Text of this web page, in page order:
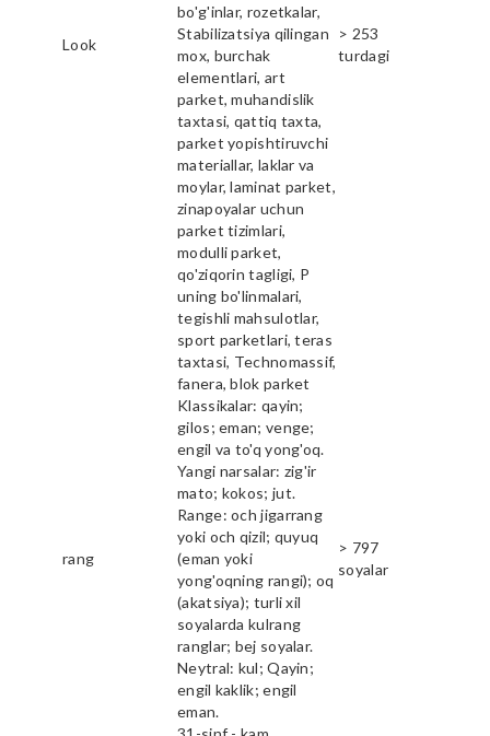
Look
bo'g'inlar, rozetkalar,
Stabilizatsiya qilingan
mox, burchak
elementlari, art
parket, muhandislik
taxtasi, qattiq taxta,
parket yopishtiruvchi
materiallar, laklar va
moylar, laminat parket,
zinapoyalar uchun
parket tizimlari,
modulli parket,
qo'ziqorin tagligi, P
uning bo'linmalari,
tegishli mahsulotlar,
sport parketlari, teras
taxtasi, Technomassif,
fanera, blok parket
> 253
turdagi
rang
Klassikalar: qayin;
gilos; eman; venge;
engil va to'q yong'oq.
Yangi narsalar: zig'ir
mato; kokos; jut.
Range: och jigarrang
yoki och qizil; quyuq
(eman yoki
yong'oqning rangi); oq
(akatsiya); turli xil
soyalarda kulrang
ranglar; bej soyalar.
Neytral: kul; Qayin;
engil kaklik; engil
eman.
> 797
soyalar